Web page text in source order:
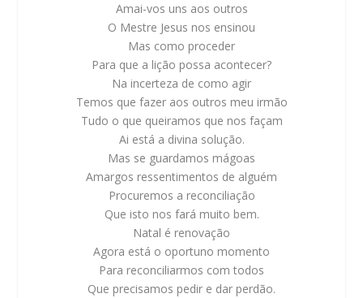
Amai-vos uns aos outros
O Mestre Jesus nos ensinou
Mas como proceder
Para que a lição possa acontecer?
Na incerteza de como agir
Temos que fazer aos outros meu irmão
Tudo o que queiramos que nos façam
Ai está a divina solução.
Mas se guardamos mágoas
Amargos ressentimentos de alguém
Procuremos a reconciliação
Que isto nos fará muito bem.
Natal é renovação
Agora está o oportuno momento
Para reconciliarmos com todos
Que precisamos pedir e dar perdão.